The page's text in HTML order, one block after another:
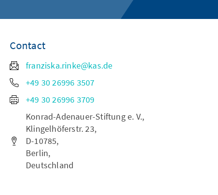
Contact
franziska.rinke@kas.de
+49 30 26996 3507
+49 30 26996 3709
Konrad-Adenauer-Stiftung e. V.,
Klingelhöferstr. 23,
D-10785,
Berlin,
Deutschland